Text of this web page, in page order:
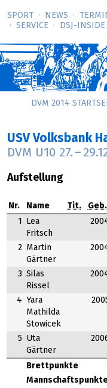
SPORT NEWS
SERVICE
DSJ-­INSIDE
DVM 2014
USV Volksbank
DVM U10 27. –
Aufstellung
Nr. Name Tit. Geb.
Brettpunkte
1
Lea
Fritsch
2 Martin
Gärtner
3 Silas
Rissel
4
Yara
Mathilda
Stowicek
5
Uta
Gärtner